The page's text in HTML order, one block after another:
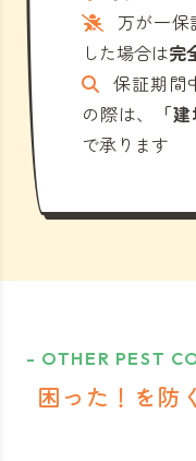
万が一
した場合は完
保証期間
の際は、
「
で承ります
- OTHER PEST
困った！を防